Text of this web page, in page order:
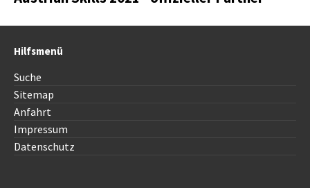
Hilfsmenü
Suche
Sitemap
Anfahrt
Impressum
Datenschutz